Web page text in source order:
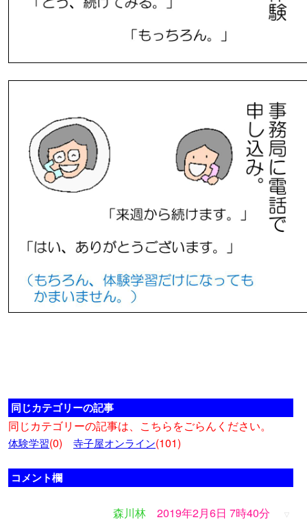
同じカテゴリーの記事
同じカテゴリーの記事は、こちらをごらんください。
体験学習(0) 寺子屋オンライン(101)
コメント欄
森川林 2019年2月6日 7時40分 ▽